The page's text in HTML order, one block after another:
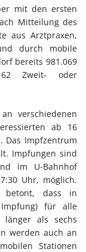
mit den ersten
Mitteilung des
aus Arztpraxen,
durch mobile
bereits 981.069
Zweit- oder
verschiedenen
ab 16
Das Impfzentrum
Impfungen sind
im U-Bahnhof
Uhr, möglich.
betont, dass in
für alle
als sechs
werden auch an
Stationen